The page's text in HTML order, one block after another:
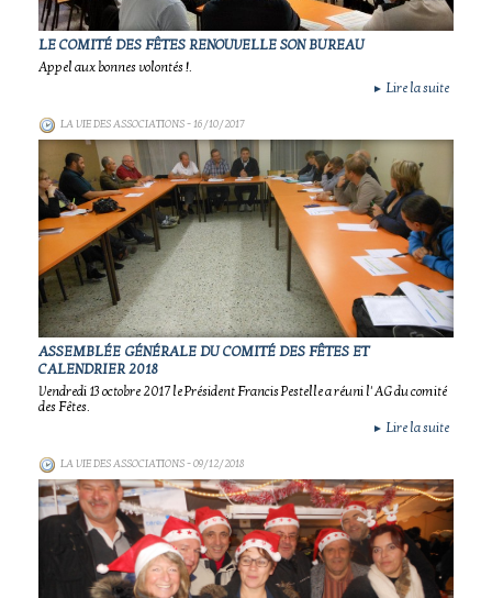
LE COMITÉ DES FÊTES RENOUVELLE SON BUREAU
Appel aux bonnes volontés !.
► Lire la suite
LA VIE DES ASSOCIATIONS- 16/10/2017
ASSEMBLÉE GÉNÉRALE DU COMITÉ DES FÊTES ET
CALENDRIER 2018
Vendredi 13 octobre 2017 le Président Francis Pestelle a réuni l' AG du comité
des Fêtes.
► Lire la suite
LA VIE DES ASSOCIATIONS- 09/12/2018